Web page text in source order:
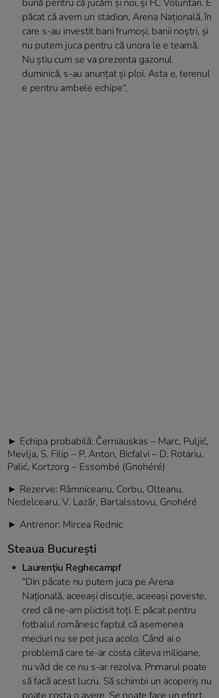
bună pentru că jucăm și noi, și FC Voluntari. E
păcat că avem un stadion, Arena Națională, în
care s-au investit bani frumoși, banii noștri, și
nu putem juca pentru că unora le e teamă.
Nu știu cum se va prezenta gazonul
duminică, s-au anunțat și ploi. Asta e, terenul
e pentru ambele echipe“.
► Echipa probabilă: Černiauskas – Marc, Puljić,
Mevlja, S. Filip – P. Anton, Bicfalvi – D. Rotariu,
Palić, Kortzorg – Essombé (Gnohéré)
► Rezerve: Râmniceanu, Corbu, Olteanu,
Nedelcearu, V. Lazăr, Bartalsstovu, Gnohéré
► Antrenor: Mircea Rednic
Steaua Bucureşti
Laurențiu Reghecampf
“Din păcate nu putem juca pe Arena
Națională, aceeași discuție, aceeași poveste,
cred că ne-am plictisit toți. E păcat pentru
fotbalul românesc faptul că asemenea
meciuri nu se pot juca acolo. Când ai o
problemă care te-ar costa câteva milioane,
nu văd de ce nu s-ar rezolva. Primarul poate
să facă acest lucru. Să schimbi un acoperiș nu
poate costa o avere. Se poate face un efort,